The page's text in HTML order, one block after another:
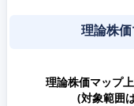
理論株
理論株価マップ
(対象範囲